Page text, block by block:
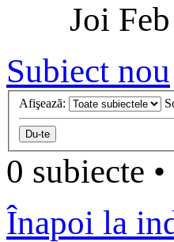
Joi
Subiect nou
Afişează:
0 subiecte •
Înapoi la